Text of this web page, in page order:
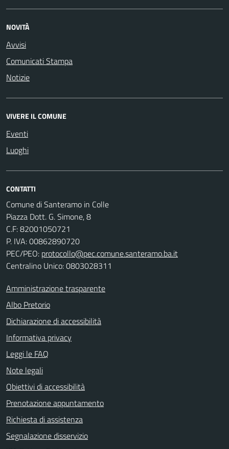
NOVITÀ
Avvisi
Comunicati Stampa
Notizie
VIVERE IL COMUNE
Eventi
Luoghi
CONTATTI
Comune di Santeramo in Colle
Piazza Dott. G. Simone, 8
C.F:82001050721
P. IVA:00862890720
PEC/PEO: protocollo@pec.comune.santeramo.ba.it
Centralino Unico: 0803028311
Amministrazione trasparente
Albo Pretorio
Dichiarazione di accessibilità
Informativa privacy
Leggi le FAQ
Note legali
Obiettivi di accessibilità
Prenotazione appuntamento
Richiesta di assistenza
Segnalazione disservizio